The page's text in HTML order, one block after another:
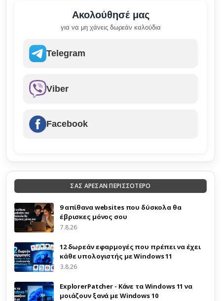
Ακολούθησέ μας
για να μη χάνεις δωρεάν καλούδια
Telegram
Viber
Facebook
ΣΑΣ ΑΡΕΣΑΝ ΠΕΡΙΣΣΟΤΕΡΟ
9 απίθανα websites που δύσκολα θα
έβρισκες μόνος σου
7.8.26
12 δωρεάν εφαρμογές που πρέπει να έχει
κάθε υπολογιστής με Windows 11
3.8.26
ExplorerPatcher - Κάνε τα Windows 11 να
μοιάζουν ξανά με Windows 10